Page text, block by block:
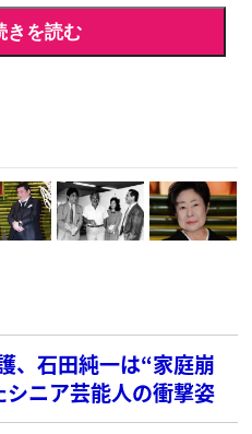
きを読む
、石田純一は“家庭崩
ニア芸能人の衝撃姿